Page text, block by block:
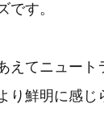
す。
えてニュート
り鮮明に感じ